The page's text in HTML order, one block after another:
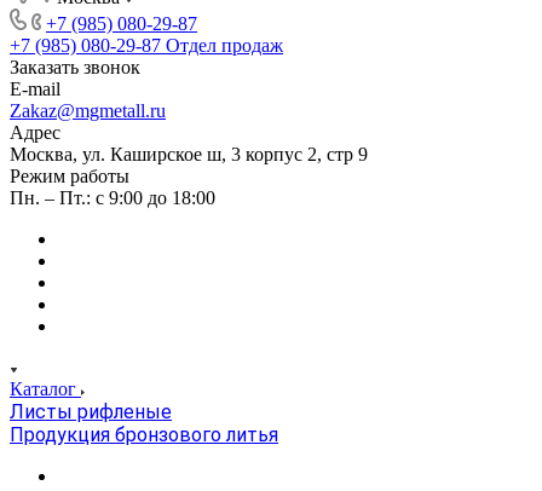
+7 (985) 080-29-87
+7 (985) 080-29-87 Отдел продаж
Заказать звонок
E-mail
Zakaz@mgmetall.ru
Адрес
Москва, ул. Каширское ш, 3 корпус 2, стр 9
Режим работы
Пн. – Пт.: с 9:00 до 18:00
Каталог
Листы рифленые
Продукция бронзового литья